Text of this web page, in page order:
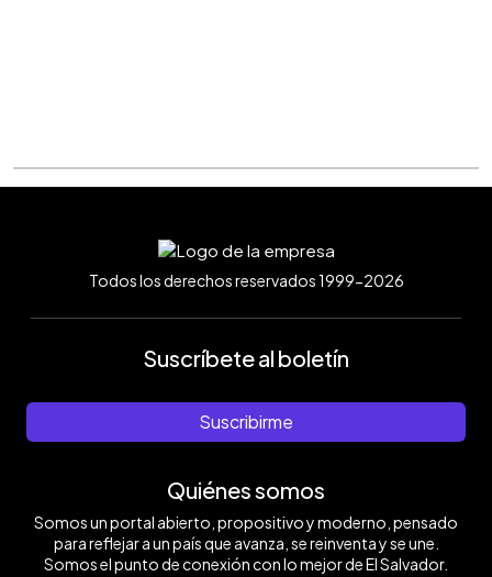
Todos los derechos reservados 1999-2026
Suscríbete al boletín
Suscribirme
Quiénes somos
Somos un portal abierto, propositivo y moderno, pensado
para reflejar a un país que avanza, se reinventa y se une.
Somos el punto de conexión con lo mejor de El Salvador.